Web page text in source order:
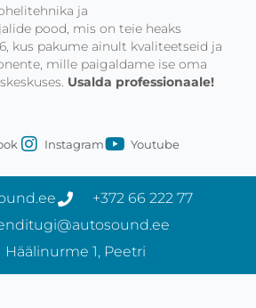
ja
pood, mis on teie heaks
kus pakume ainult kvaliteetseid ja
mille paigaldame ise oma
Usalda professionaale!
Instagram Youtube
+372 66 222 77
Häälinurme 1, Peetri